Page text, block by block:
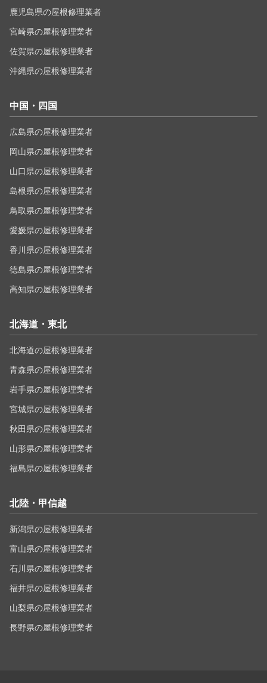
鹿児島県の屋根修理業者
宮崎県の屋根修理業者
佐賀県の屋根修理業者
沖縄県の屋根修理業者
中国・四国
広島県の屋根修理業者
岡山県の屋根修理業者
山口県の屋根修理業者
島根県の屋根修理業者
鳥取県の屋根修理業者
愛媛県の屋根修理業者
香川県の屋根修理業者
徳島県の屋根修理業者
高知県の屋根修理業者
北海道・東北
北海道の屋根修理業者
青森県の屋根修理業者
岩手県の屋根修理業者
宮城県の屋根修理業者
秋田県の屋根修理業者
山形県の屋根修理業者
福島県の屋根修理業者
北陸・甲信越
新潟県の屋根修理業者
富山県の屋根修理業者
石川県の屋根修理業者
福井県の屋根修理業者
山梨県の屋根修理業者
長野県の屋根修理業者